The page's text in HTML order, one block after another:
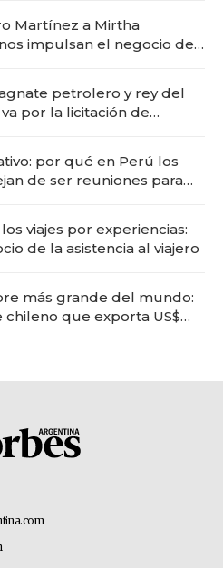
Martínez a Mirtha
impulsan el negocio del
petrolero y rey del
por la licitación de
por qué en Perú los
de ser reuniones para
viajes por experiencias:
de la asistencia al viajero
más grande del mundo:
chileno que exporta US$